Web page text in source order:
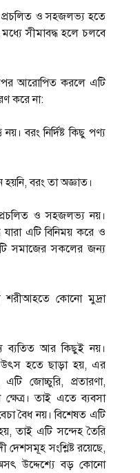
প্রচলিত ও সহজলভ্য হতে
মধ্যে সীমাবদ্ধ হলে চলবে
আরোপিত করলে এটি
করে না:
বরং নির্দিষ্ট কিছু পণ্য
বরং তা অজ্ঞাত।
ও সহজলভ্য নয়।
এটি বিনিময় করে ও
সমাজের সকলের জন্য
শরীআহতে কোনো মুদ্রা
ব্যতিত আর কিছুই নয়।
হতে ছাড়া হয়, এর
জোচ্চুরি, প্রতারণা,
তাই এতে ব্যবসা
বৈধ নয়। বিশেষত এটি
তাই এটি সন্দেহ তৈরি
সংশ্লিষ্ট রয়েছে,
উদ্দেশ্যে বড় কোনো